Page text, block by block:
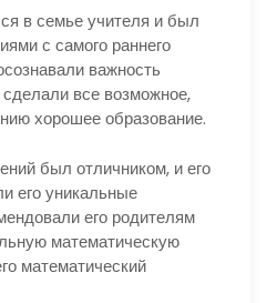
в семье учителя и был
с самого раннего
важность
все возможное,
хорошее образование.
был отличником, и его
его уникальные
его родителям
математическую
математический